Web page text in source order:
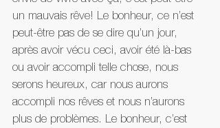
un mauvais rêve! Le bonheur, ce n’est
peut-être pas de se dire qu’un jour,
après avoir vécu ceci, avoir été là-bas
ou avoir accompli telle chose, nous
serons heureux, car nous aurons
accompli nos rêves et nous n’aurons
plus de problèmes. Le bonheur, c’est